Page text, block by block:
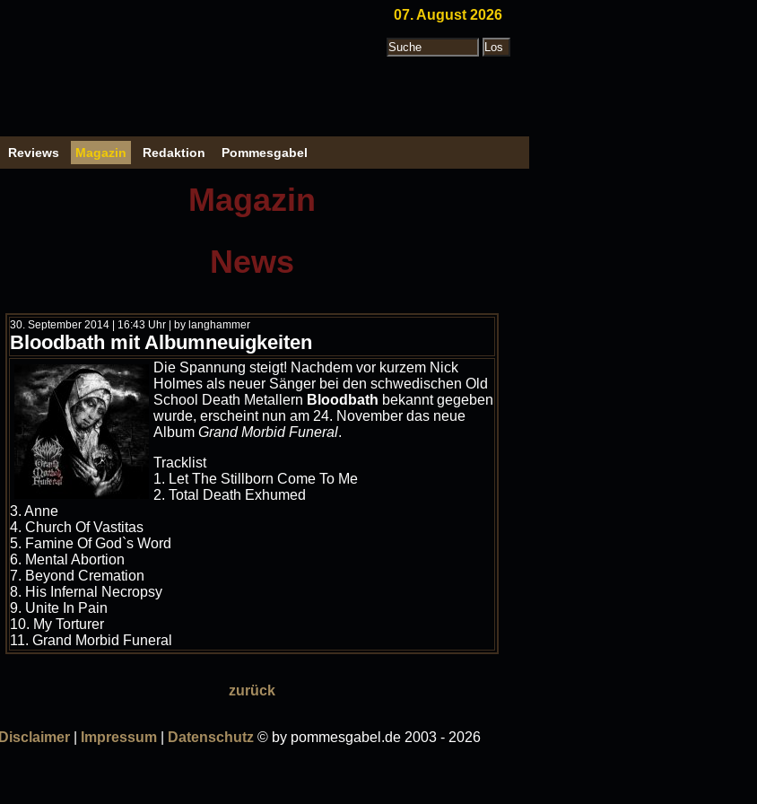
07. August 2026
Reviews Magazin Redaktion Pommesgabel
Magazin
News
30. September 2014 | 16:43 Uhr | by langhammer
Bloodbath mit Albumneuigkeiten
Die Spannung steigt! Nachdem vor kurzem Nick
Holmes als neuer Sänger bei den schwedischen Old
School Death Metallern Bloodbath bekannt gegeben
wurde, erscheint nun am 24. November das neue
Album Grand Morbid Funeral.
Tracklist
1. Let The Stillborn Come To Me
2. Total Death Exhumed
3. Anne
4. Church Of Vastitas
5. Famine Of God`s Word
6. Mental Abortion
7. Beyond Cremation
8. His Infernal Necropsy
9. Unite In Pain
10. My Torturer
11. Grand Morbid Funeral
zurück
Disclaimer| Impressum| Datenschutz© by pommesgabel.de 2003 - 2026